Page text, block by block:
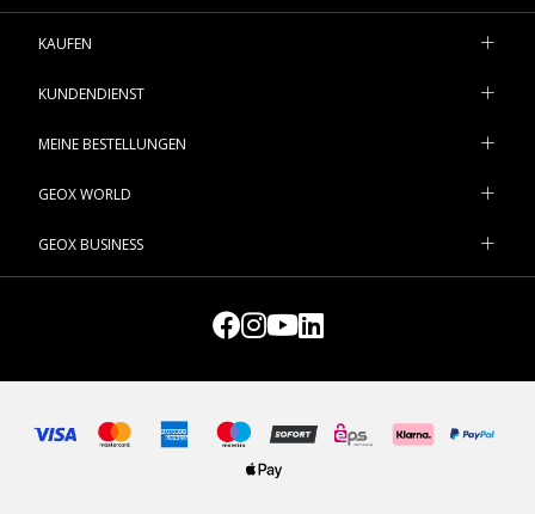
KAUFEN
KUNDENDIENST
MEINE BESTELLUNGEN
GEOX WORLD
GEOX BUSINESS